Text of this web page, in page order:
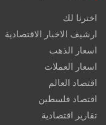
اخترنا لك
ارشيف الاخبار الاقتصادية
اسعار الذهب
اسعار العملات
اقتصاد العالم
اقتصاد فلسطين
تقارير اقتصادية